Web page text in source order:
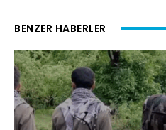
BENZER HABERLER